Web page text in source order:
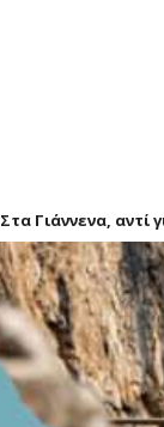
Στα Γιάννενα, αντί